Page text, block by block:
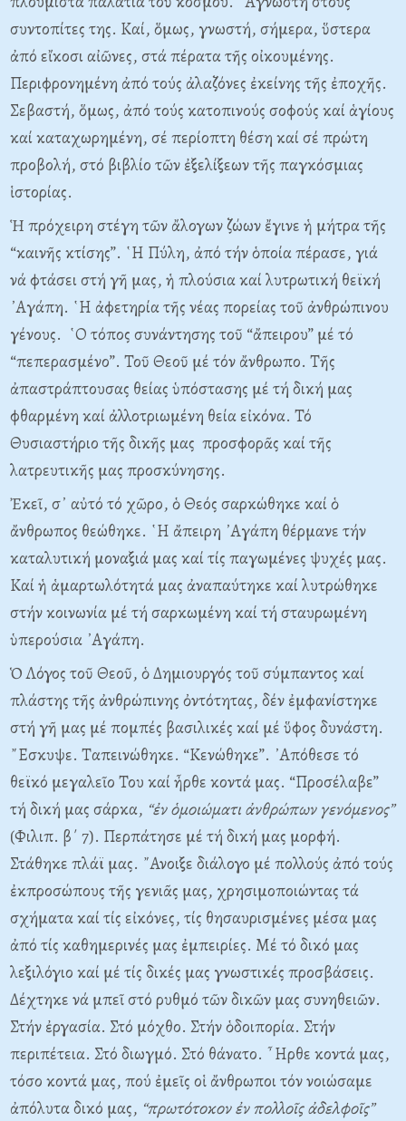
συντοπίτες της. Καί, ὅμως, γνωστή, σήμερα, ὕστερα
ἀπό εἴκοσι αἰῶνες, στά πέρατα τῆς οἰκουμένης.
Περιφρονημένη ἀπό τούς ἀλαζόνες ἐκείνης τῆς ἐποχῆς.
Σεβαστή, ὅμως, ἀπό τούς κατοπινούς σοφούς καί ἁγίους
καί καταχωρημένη, σέ περίοπτη θέση καί σέ πρώτη
προβολή, στό βιβλίο τῶν ἐξελίξεων τῆς παγκόσμιας
ἱστορίας.
Ἡ πρόχειρη στέγη τῶν ἄλογων ζώων ἔγινε ἡ μήτρα τῆς
“καινῆς κτίσης”. ῾Η Πύλη, ἀπό τήν ὁποία πέρασε, γιά
νά φτάσει στή γῆ μας, ἡ πλούσια καί λυτρωτική θεϊκή
᾿Αγάπη. ῾Η ἀφετηρία τῆς νέας πορείας τοῦ ἀνθρώπινου
γένους. ῾Ο τόπος συνάντησης τοῦ “ἄπειρου” μέ τό
“πεπερασμένο”. Τοῦ Θεοῦ μέ τόν ἄνθρωπο. Τῆς
ἀπαστράπτουσας θείας ὑπόστασης μέ τή δική μας
φθαρμένη καί ἀλλοτριωμένη θεία εἰκόνα. Τό
Θυσιαστήριο τῆς δικῆς μας προσφορᾶς καί τῆς
λατρευτικῆς μας προσκύνησης.
Ἐκεῖ, σ᾿ αὐτό τό χῶρο, ὁ Θεός σαρκώθηκε καί ὁ
ἄνθρωπος θεώθηκε. ῾Η ἄπειρη ᾿Αγάπη θέρμανε τήν
καταλυτική μοναξιά μας καί τίς παγωμένες ψυχές μας.
Καί ἡ ἁμαρτωλότητά μας ἀναπαύτηκε καί λυτρώθηκε
στήν κοινωνία μέ τή σαρκωμένη καί τή σταυρωμένη
ὑπερούσια ᾿Αγάπη.
Ὁ Λόγος τοῦ Θεοῦ, ὁ Δημιουργός τοῦ σύμπαντος καί
πλάστης τῆς ἀνθρώπινης ὀντότητας, δέν ἐμφανίστηκε
στή γῆ μας μέ πομπές βασιλικές καί μέ ὕφος δυνάστη.
῎Εσκυψε. Ταπεινώθηκε. “Κενώθηκε”. ᾿Απόθεσε τό
θεϊκό μεγαλεῖο Του καί ἦρθε κοντά μας. “Προσέλαβε”
τή δική μας σάρκα, “ἐν ὁμοιώματι ἀνθρώπων γενόμενος”
(Φιλιπ. β΄ 7). Περπάτησε μέ τή δική μας μορφή.
Στάθηκε πλάϊ μας. ῎Ανοιξε διάλογο μέ πολλούς ἀπό τούς
ἐκπροσώπους τῆς γενιᾶς μας, χρησιμοποιώντας τά
σχήματα καί τίς εἰκόνες, τίς θησαυρισμένες μέσα μας
ἀπό τίς καθημερινές μας ἐμπειρίες. Μέ τό δικό μας
λεξιλόγιο καί μέ τίς δικές μας γνωστικές προσβάσεις.
Δέχτηκε νά μπεῖ στό ρυθμό τῶν δικῶν μας συνηθειῶν.
Στήν ἐργασία. Στό μόχθο. Στήν ὁδοιπορία. Στήν
περιπέτεια. Στό διωγμό. Στό θάνατο. ῏Ηρθε κοντά μας,
τόσο κοντά μας, πού ἐμεῖς οἱ ἄνθρωποι τόν νοιώσαμε
ἀπόλυτα δικό μας, “πρωτότοκον ἐν πολλοῖς ἀδελφοῖς”